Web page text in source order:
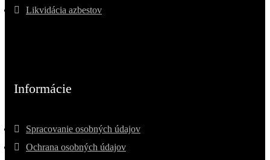
Likvidácia azbestov
Informácie
Spracovanie osobných údajov
Ochrana osobných údajov